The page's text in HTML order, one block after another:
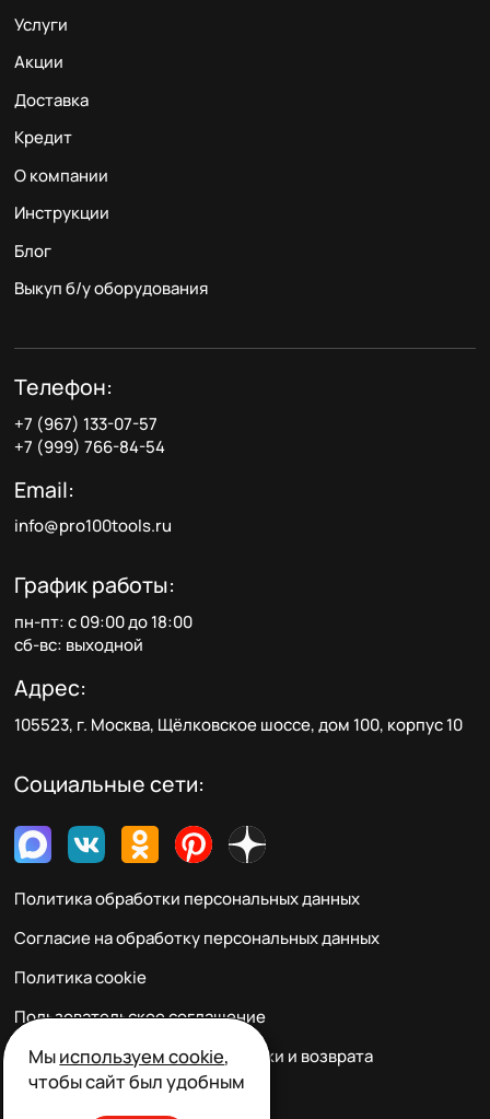
Услуги
Акции
Доставка
Кредит
О компании
Инструкции
Блог
Выкуп б/у оборудования
Телефон:
+7 (967) 133-07-57
+7 (999) 766-84-54
Email:
info@pro100tools.ru
График работы:
пн-пт: с 09:00 до 18:00
сб-вс: выходной
Адрес:
105523, г. Москва, Щёлковское шоссе, дом 100, корпус 10
Социальные сети:
Политика обработки персональных данных
Согласие на обработку персональных данных
Политика cookie
Пользовательское соглашение
Правила заказа, оплаты, доставки и возврата
Реквизиты и контакты
Мыиспользуем cookie,
чтобы сайт был удобным